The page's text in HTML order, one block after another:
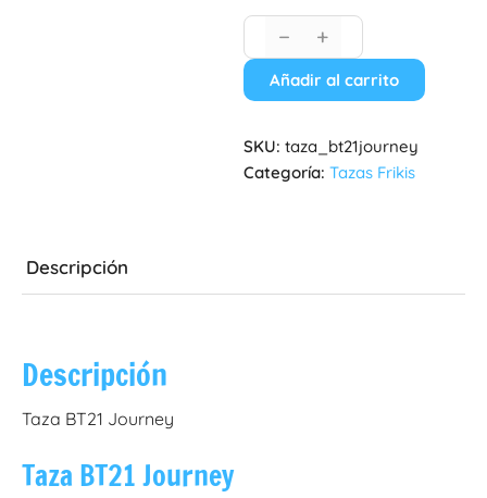
− +
Añadir al carrito
SKU: taza_bt21journey
Categoría: Tazas Frikis
Descripción
Descripción
Taza BT21 Journey
Taza BT21 Journey